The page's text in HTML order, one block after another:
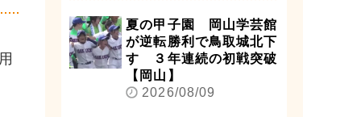
夏の甲子園 岡山学芸館
が逆転勝利で鳥取城北下
す ３年連続の初戦突破
【岡山】
2026/08/09